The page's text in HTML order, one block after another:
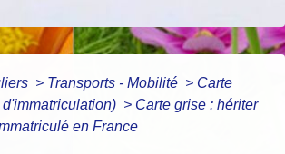
> Transports - Mobilité > Carte
> Carte grise : hériter
en France